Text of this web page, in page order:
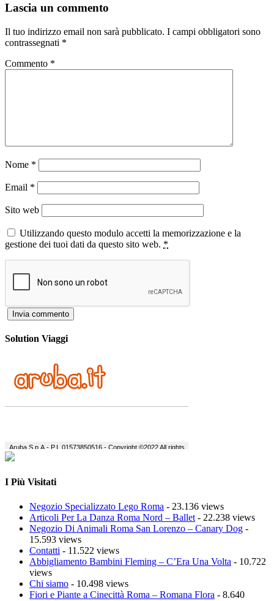
Lascia un commento
Il tuo indirizzo email non sarà pubblicato. I campi obbligatori sono
contrassegnati *
Commento *
Nome *
Email *
Sito web
Utilizzando questo modulo accetti la memorizzazione e la
gestione dei tuoi dati da questo sito web. *
Solution Viaggi
I Più Visitati
Negozio Specializzato Lego Roma - 23.136 views
Articoli Per La Danza Roma Nord – Ballet - 22.238 views
Negozio Di Animali Roma San Lorenzo – Canary Dog -
15.593 views
Contatti - 11.522 views
Abbigliamento Bambini Fleming – C’Era Una Volta - 10.722
views
Chi siamo - 10.498 views
Fiori e Piante a Cinecittà Roma – Romana Flora - 8.640